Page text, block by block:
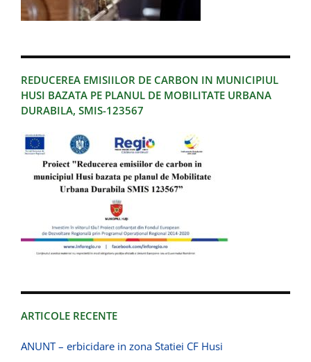
REDUCEREA EMISIILOR DE CARBON IN MUNICIPIUL
HUSI BAZATA PE PLANUL DE MOBILITATE URBANA
DURABILA, SMIS-123567
ARTICOLE RECENTE
ANUNT – erbicidare in zona Statiei CF Husi